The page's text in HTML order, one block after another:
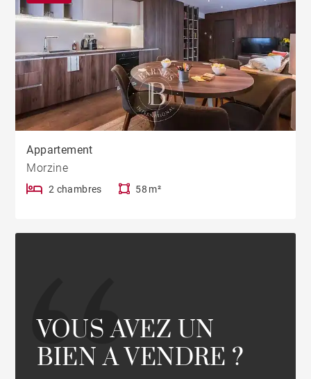
Appartement
Morzine
2 chambres 58 m²
VOUS AVEZ UN
BIEN A VENDRE ?